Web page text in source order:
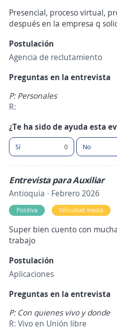
Presencial, proceso virtual,
después en la empresa q
Postulación
Agencia de reclutamiento
Preguntas en la entrevista
P: Personales
R:
¿Te ha sido de ayuda esta
Sí 0 No
Entrevista para Auxiliar
Antioquia · Febrero 2026
Positiva Dificultad media
Super bien cuento con
trabajo
Postulación
Aplicaciones
Preguntas en la entrevista
P: Con quienes vivo y donde
R: Vivo en Unión libre